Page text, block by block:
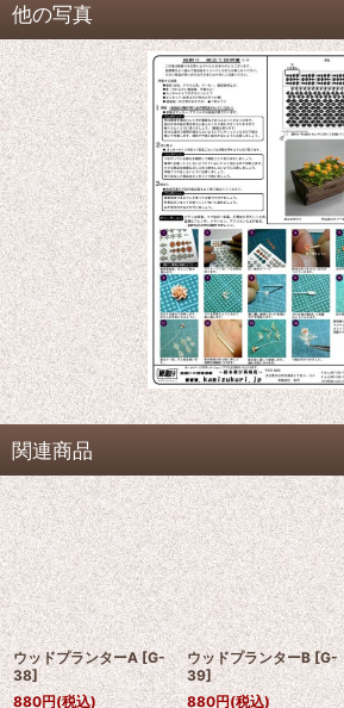
他の写真
関連商品
ウッドプランターA [G-
38]
880円(税込)
ウッドプランターB [G-
39]
880円(税込)